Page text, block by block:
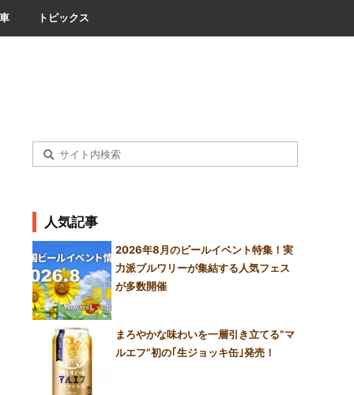
トピックス
人気記事
2026年8月のビールイベント特集！実
力派ブルワリーが集結する人気フェス
が多数開催
まろやかな味わいを一層引き立てる“マ
ルエフ”初の｢生ジョッキ缶｣発売！